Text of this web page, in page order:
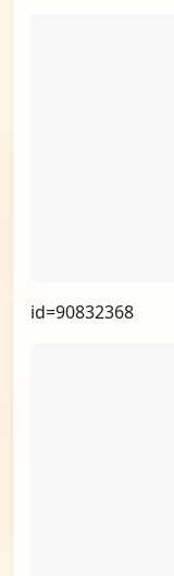
id=90832368